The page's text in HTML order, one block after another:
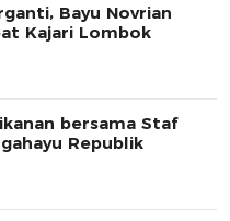
Bayu Novrian
Kajari Lombok
bersama Staf
Republik